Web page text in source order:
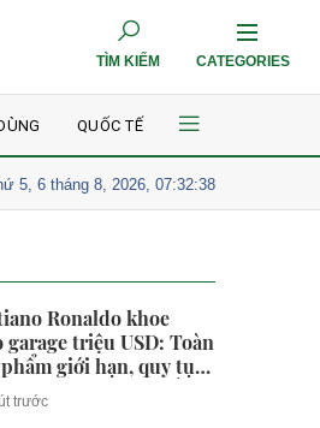
TÌM KIẾM CATEGORIES
QUỐC TẾ
khoảng bao nhiêu?
5, 6 tháng 8, 2026, 07:32:40
Ronaldo khoe
garage triệu USD: Toàn
giới hạn, quy tụ
và Ferrari đắt
trước